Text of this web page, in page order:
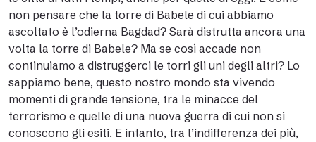
non pensare che la torre di Babele di cui abbiamo
ascoltato è l’odierna Bagdad? Sarà distrutta ancora una
volta la torre di Babele? Ma se così accade non
continuiamo a distruggerci le torri gli uni degli altri? Lo
sappiamo bene, questo nostro mondo sta vivendo
momenti di grande tensione, tra le minacce del
terrorismo e quelle di una nuova guerra di cui non si
conoscono gli esiti. E intanto, tra l’indifferenza dei più,